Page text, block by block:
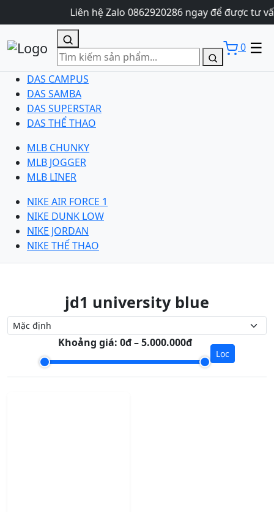
Liên hệ Zalo 0862920286 ngay để được tư
0 ☰
DAS CAMPUS
DAS SAMBA
DAS SUPERSTAR
DAS THỂ THAO
MLB CHUNKY
MLB JOGGER
MLB LINER
NIKE AIR FORCE 1
NIKE DUNK LOW
NIKE JORDAN
NIKE THỂ THAO
jd1 university blue
Khoảng giá: 0đ – 5.000.000đ
Lọc